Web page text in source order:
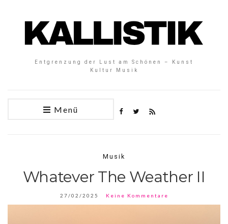
Entgrenzung der Lust am Schönen – Kunst
Kultur Musik
Menü
Musik
Whatever The Weather II
27/02/2025 Keine Kommentare